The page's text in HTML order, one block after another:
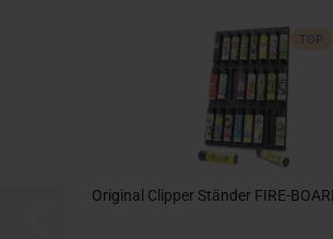
TOP
Original Clipper Ständer FIRE-